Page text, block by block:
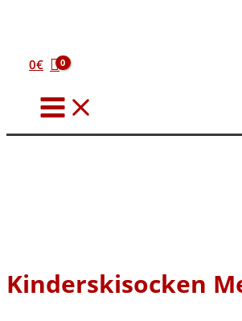
0€
Kinderskisocken